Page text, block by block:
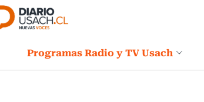
Programas Radio y TV Usach